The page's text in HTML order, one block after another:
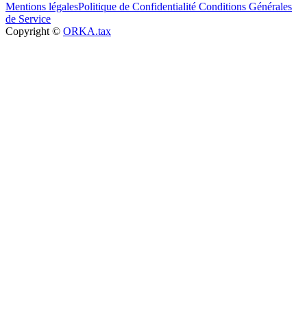
Mentions légalesPolitique de Confidentialité Conditions Générales
de Service
Copyright © ORKA.tax